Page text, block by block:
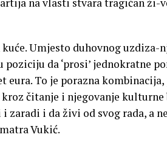
Umjesto duhovnog uzdiza-
da ‘prosi’ jednokratne
eura. To je porazna
kroz čitanje i njegovanje
i da živi od svog rada, a
Vukić.